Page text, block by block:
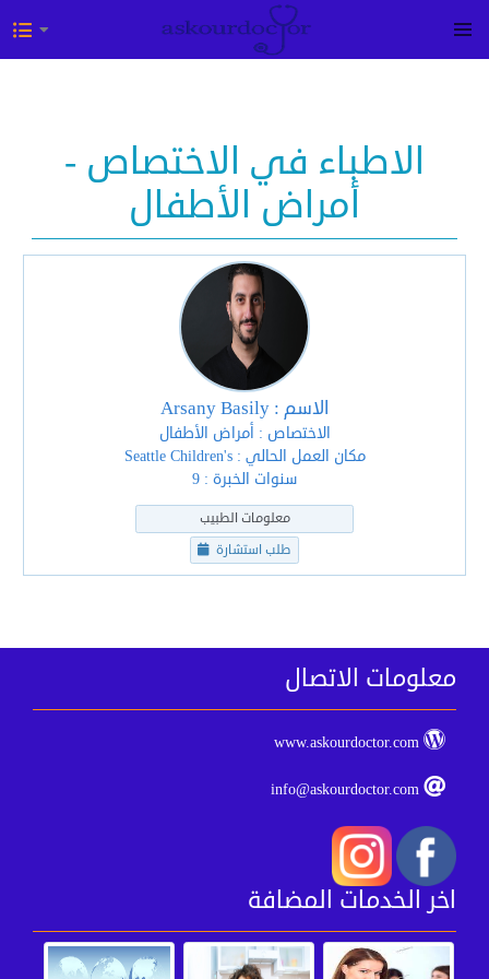
الاطباء في الاختصاص -
أمراض الأطفال
الاسم : Arsany Basily
الاختصاص : أمراض الأطفال
مكان العمل الحالي : Seattle Children's
سنوات الخبرة : 9
معلومات الطبيب
طلب استشارة
معلومات الاتصال
اخر الخدمات المضافة